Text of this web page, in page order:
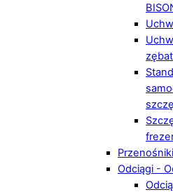
Odciągi -